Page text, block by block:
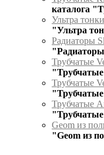
каталога
Ультра
"Ультра
Радиаторы
Трубчатые
Трубчатые
Трубчатые
Geom из
"Geom из